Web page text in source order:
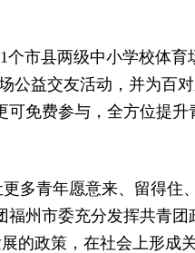
市县两级中小学校体
公益交友活动，并为百
免费参与，全方位提
多青年愿意来、留得住
州市委充分发挥共青
的政策，在社会上形成